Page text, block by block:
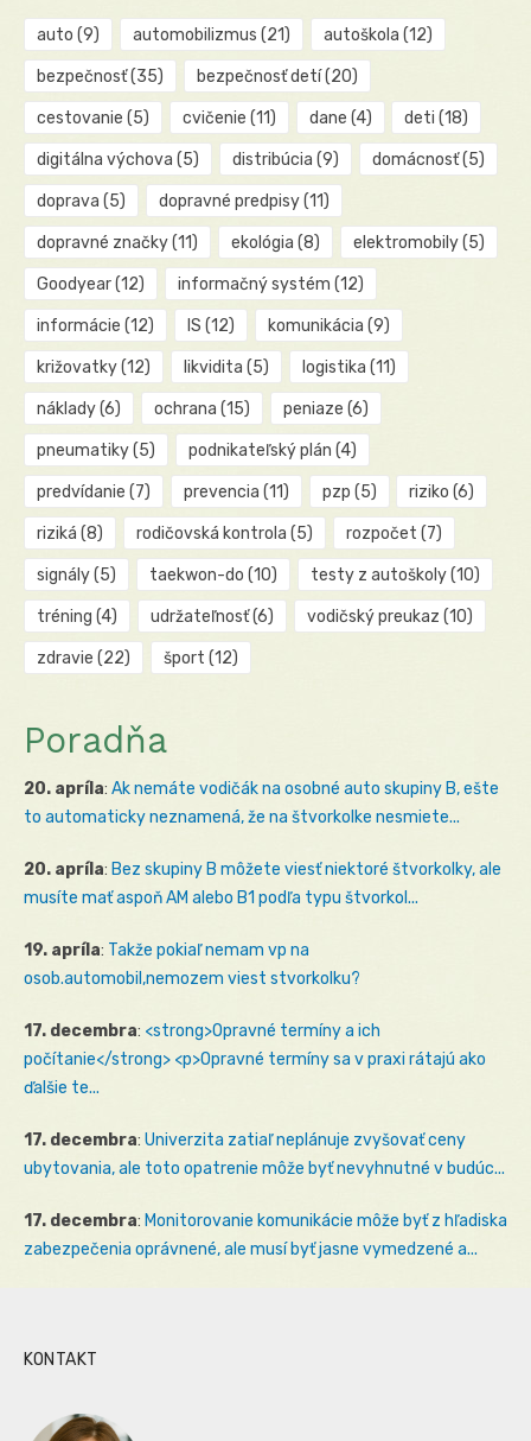
auto (9) automobilizmus (21) autoškola (12)
bezpečnosť(35) bezpečnosť detí(20)
cestovanie (5) cvičenie (11) dane (4) deti (18)
digitálna výchova (5) distribúcia (9) domácnosť(5)
doprava (5) dopravné predpisy(11)
dopravné značky(11) ekológia (8) elektromobily(5)
Goodyear(12) informačný systém (12)
informácie (12) IS (12) komunikácia (9)
križovatky(12) likvidita (5) logistika (11)
náklady(6) ochrana (15) peniaze (6)
pneumatiky(5) podnikateľský plán (4)
predvídanie (7) prevencia (11) pzp (5) riziko (6)
riziká (8) rodičovská kontrola (5) rozpočet (7)
signály(5) taekwon-do (10) testy z autoškoly(10)
tréning (4) udržateľnosť(6) vodičský preukaz (10)
zdravie (22) šport (12)
Poradňa
20. apríla: Ak nemáte vodičák na osobné auto skupiny B, ešte
to automaticky neznamená, že na štvorkolke nesmiete...
20. apríla: Bez skupiny B môžete viesť niektoré štvorkolky, ale
musíte mať aspoň AM alebo B1 podľa typu štvorkol...
19. apríla: Takže pokiaľ nemam vp na
osob.automobil,nemozem viest stvorkolku?
17. decembra: <strong>Opravné termíny a ich
počítanie</strong> <p>Opravné termíny sa v praxi rátajú ako
ďalšie te...
17. decembra: Univerzita zatiaľ neplánuje zvyšovať ceny
ubytovania, ale toto opatrenie môže byť nevyhnutné v budúc...
17. decembra: Monitorovanie komunikácie môže byť z hľadiska
zabezpečenia oprávnené, ale musí byť jasne vymedzené a...
KONTAKT